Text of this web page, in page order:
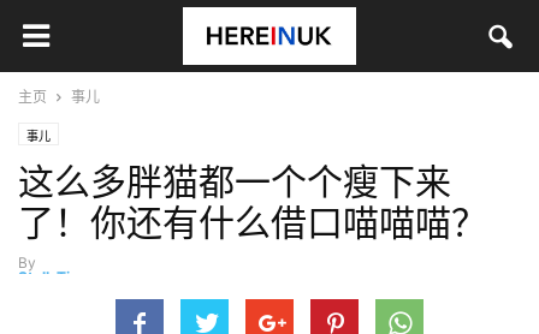
主页 事儿
事儿
这么多胖猫都一个个瘦下来
了！你还有什么借口喵喵喵？
By
StellaTian